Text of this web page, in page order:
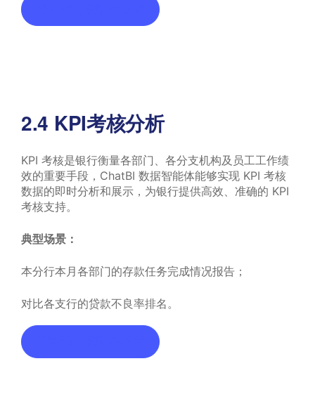
2.4 KPI考核分析
KPI 考核是银行衡量各部门、各分支机构及员工工作绩
效的重要手段，ChatBI 数据智能体能够实现 KPI 考核
数据的即时分析和展示，为银行提供高效、准确的 KPI
考核支持。
典型场景：
本分行本月各部门的存款任务完成情况报告；
对比各支行的贷款不良率排名。